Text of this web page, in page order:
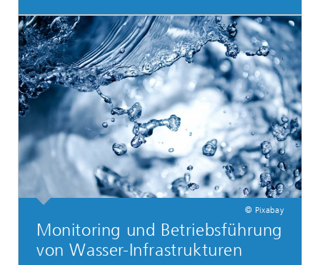
© Pixabay
Monitoring und Be‍triebs­führung
von Wasser-Infrastrukturen